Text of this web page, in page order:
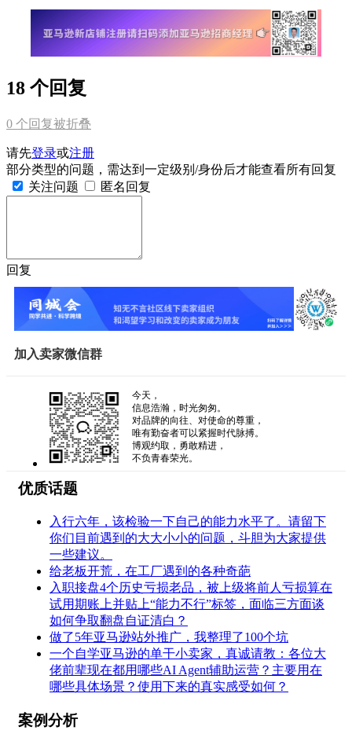
18 个回复
0 个回复被折叠
请先登录或注册
部分类型的问题，需达到一定级别/身份后才能查看所有回复
关注问题
匿名回复
回复
加入卖家微信群
今天，
信息浩瀚，时光匆匆。
对品牌的向往、对使命的尊重，
唯有勤奋者可以紧握时代脉搏。
博观约取，勇敢精进，
不负青春荣光。
优质话题
入行六年，该检验一下自己的能力水平了。请留下
你们目前遇到的大大小小的问题，斗胆为大家提供
一些建议。
给老板开荒，在工厂遇到的各种奇葩
入职接盘4个历史亏损老品，被上级将前人亏损算在
试用期账上并贴上“能力不行”标签，面临三方面谈
如何争取翻盘自证清白？
做了5年亚马逊站外推广，我整理了100个坑
一个自学亚马逊的单干小卖家，真诚请教：各位大
佬前辈现在都用哪些AI Agent辅助运营？主要用在
哪些具体场景？使用下来的真实感受如何？
案例分析